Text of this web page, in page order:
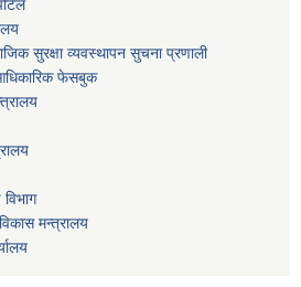
सुरक्षा व्यवस्थापन सुचना प्रणाली
आधिकारिक फेसबुक
मन्त्रालय